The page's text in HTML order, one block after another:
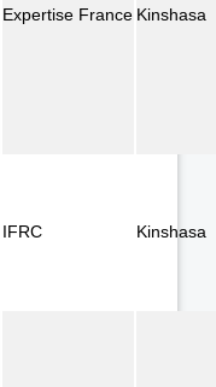
Expertise France Kinshasa
IFRC Kinshasa